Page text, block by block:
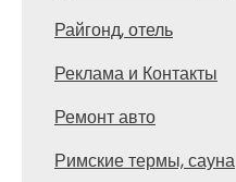
Райгонд, отель
Реклама и Контакты
Ремонт авто
Римские термы, сауна